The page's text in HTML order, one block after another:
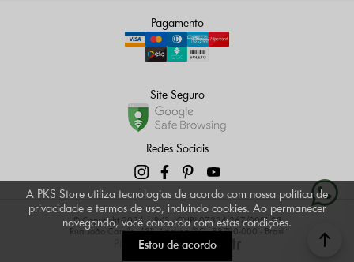
Pagamento
Site Seguro
Redes Sociais
© Copyright 2024 | PKS - CNPJ 07.324.267/0001-83
Rua João Camilo, 431 - Laguna/SC - 88790-000 - Brasil
Plataforma
A PKS Store utiliza tecnologias de acordo com nossa política de
privacidade e termos de uso, incluindo cookies. Ao permanecer
navegando, você concorda com estas condições.
Estou de acordo